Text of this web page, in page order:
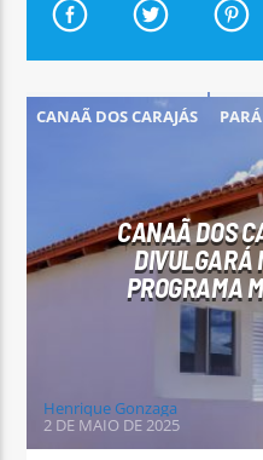
CURRENT TRACK
ARARA AZUL FM 96,9
Arara Azul FM
CANAÃ DOS CARAJÁS PARÁ
CANAÃ DOS
DIVULGARÁ
PROGRAMA
Henrique Gonzaga
2 DE MAIO DE 2025